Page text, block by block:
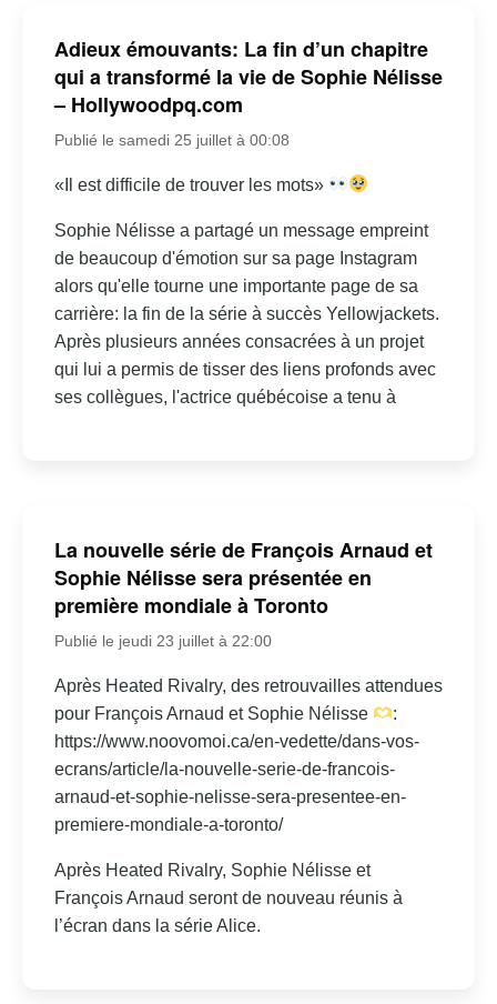
Adieux émouvants: La fin d’un chapitre
qui a transformé la vie de Sophie Nélisse
– Hollywoodpq.com
Publié le samedi 25 juillet à 00:08
«Il est difficile de trouver les mots»
Sophie Nélisse a partagé un message empreint
de beaucoup d'émotion sur sa page Instagram
alors qu'elle tourne une importante page de sa
carrière: la fin de la série à succès Yellowjackets.
Après plusieurs années consacrées à un projet
qui lui a permis de tisser des liens profonds avec
ses collègues, l'actrice québécoise a tenu à
La nouvelle série de François Arnaud et
Sophie Nélisse sera présentée en
première mondiale à Toronto
Publié le jeudi 23 juillet à 22:00
Après Heated Rivalry, des retrouvailles attendues
pour François Arnaud et Sophie Nélisse
:
https://www.noovomoi.ca/en-vedette/dans-vos-
ecrans/article/la-nouvelle-serie-de-francois-
arnaud-et-sophie-nelisse-sera-presentee-en-
premiere-mondiale-a-toronto/
Après Heated Rivalry, Sophie Nélisse et
François Arnaud seront de nouveau réunis à
l’écran dans la série Alice.